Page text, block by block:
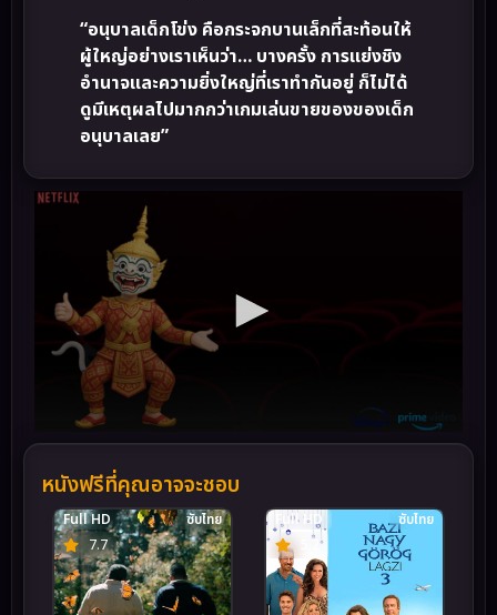
“อนุบาลเด็กโข่ง คือกระจกบานเล็กที่สะท้อนให้
ผู้ใหญ่อย่างเราเห็นว่า… บางครั้ง การแย่งชิง
อำนาจและความยิ่งใหญ่ที่เราทำกันอยู่ ก็ไม่ได้
ดูมีเหตุผลไปมากกว่าเกมเล่นขายของของเด็ก
อนุบาลเลย”
หนังฟรีที่คุณอาจจะชอบ
7.7
Full HD
ซับไทย
5.2
Full HD ซับไทย